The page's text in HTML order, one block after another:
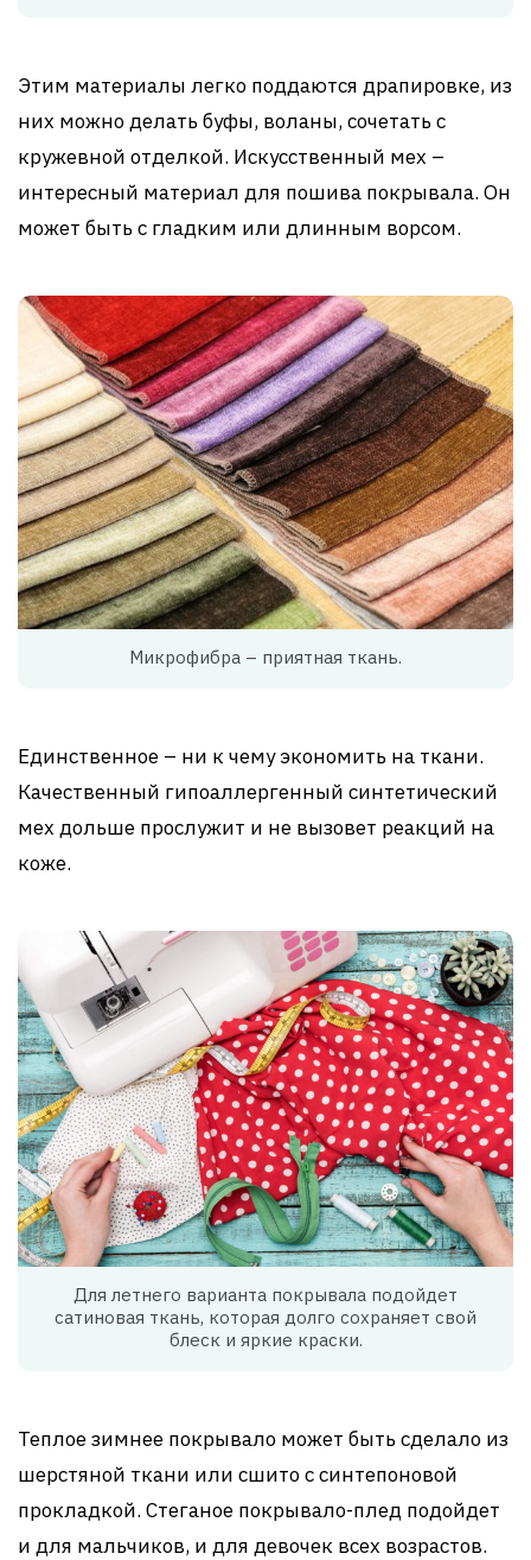
Этим материалы легко поддаются драпировке, из
них можно делать буфы, воланы, сочетать с
кружевной отделкой. Искусственный мех –
интересный материал для пошива покрывала. Он
может быть с гладким или длинным ворсом.
Микрофибра – приятная ткань.
Единственное – ни к чему экономить на ткани.
Качественный гипоаллергенный синтетический
мех дольше прослужит и не вызовет реакций на
коже.
Для летнего варианта покрывала подойдет
сатиновая ткань, которая долго сохраняет свой
блеск и яркие краски.
Теплое зимнее покрывало может быть сделало из
шерстяной ткани или сшито с синтепоновой
прокладкой. Стеганое покрывало-плед подойдет
и для мальчиков, и для девочек всех возрастов.